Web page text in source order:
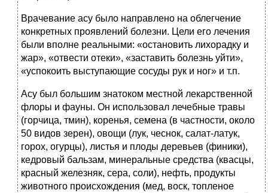
Врачевание асу было направлено на облегчение
конкретных проявлений болезни. Цели его лечения
были вполне реальными: «остановить лихорадку и
жар», «отвести отеки», «заставить болезнь уйти»,
«успокоить выступающие сосуды рук и ног» и т.п.
Асу был большим знатоком местной лекарственной
флоры и фауны. Он использовал лечебные травы
(горчица, тмин), коренья, семена (в частности, около
50 видов зерен), овощи (лук, чеснок, салат-латук,
горох, огурцы), листья и плоды деревьев (финики),
кедровый бальзам, минеральные средства (квасцы,
красный железняк, сера, соли), нефть, продукты
животного происхождения (мед, воск, топленое